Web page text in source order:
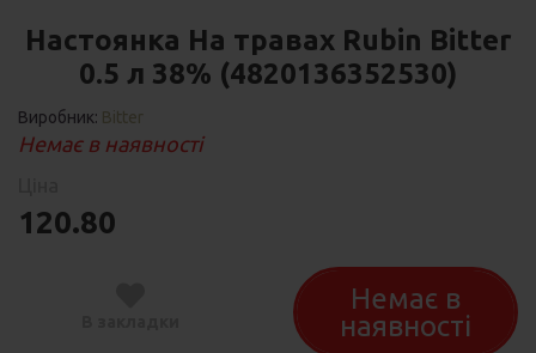
Настоянка На травах Rubin Bitter
0.5 л 38% (4820136352530)
Виробник: Bitter
Немає в наявності
120.80
Немає в
наявності